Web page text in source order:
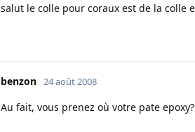
salut le colle pour coraux est de la colle
benzon 24 août 2008
Au fait, vous prenez où votre pate epoxy?